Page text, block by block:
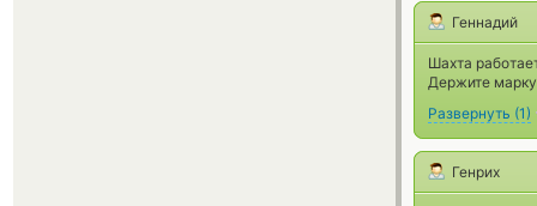
Геннадий
Шахта
Держите марку
Развернуть (1)
Генрих